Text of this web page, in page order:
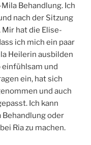
Behandlung. Ich
nach der Sitzung
hat die Elise-
ich mich ein paar
Heilerin ausbilden
einfühlsam und
ein, hat sich
und auch
Ich kann
oder
Ria zu machen.